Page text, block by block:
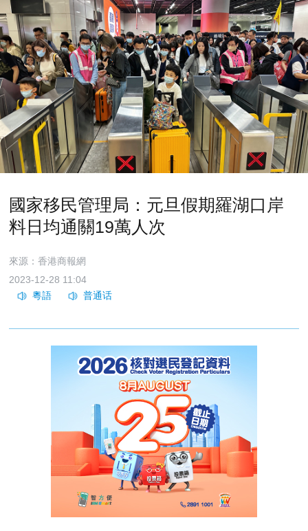
國家移民管理局：元旦假期羅湖口岸
料日均通關19萬人次
來源：香港商報網
2023-12-28 11:04